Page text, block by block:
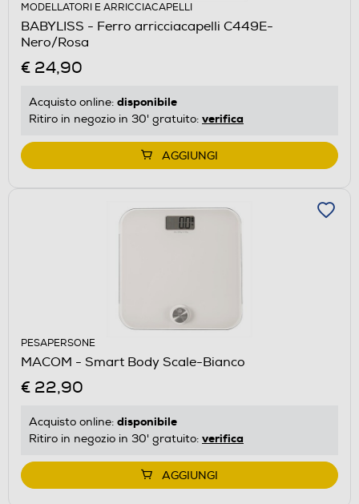
MODELLATORI E ARRICCIACAPELLI
BABYLISS - Ferro arricciacapelli C449E-
Nero/Rosa
€ 24,90
Acquisto online: disponibile
Ritiro in negozio in 30' gratuito: verifica
AGGIUNGI
PESAPERSONE
MACOM - Smart Body Scale-Bianco
€ 22,90
Acquisto online: disponibile
Ritiro in negozio in 30' gratuito: verifica
AGGIUNGI